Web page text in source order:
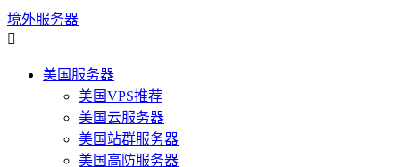
境外服务器

美国服务器
美国VPS推荐
美国云服务器
美国站群服务器
美国高防服务器